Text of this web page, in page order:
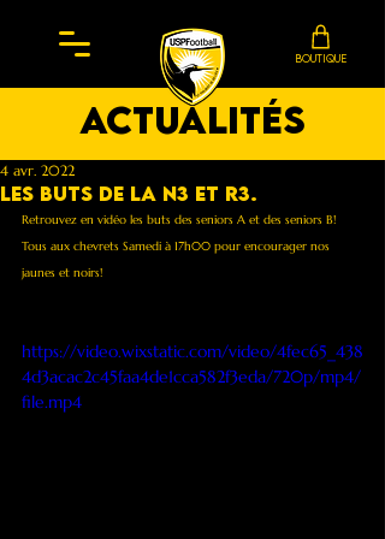
BOUTIQUE
actualités
Les Buts de la N3 et R3.
4 avr. 2022
Retrouvez en vidéo les buts des seniors A et des seniors B!
Tous aux chevrets Samedi à 17h00 pour encourager nos
jaunes et noirs!
https://video.wixstatic.com/video/4fec65_438
4d3acac2c45faa4de1cca582f3eda/720p/mp4/
file.mp4